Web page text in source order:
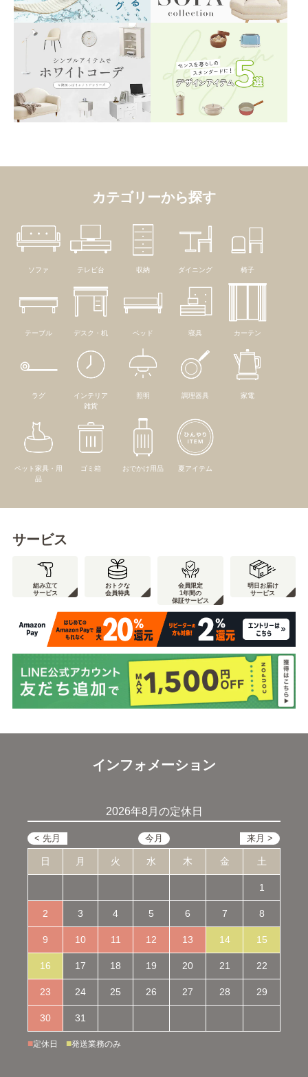
カテゴリーから探す
ソファ テレビ台 収納 ダイニング 椅子
テーブル デスク・机 ベッド 寝具 カーテン
ラグ
インテリア
雑貨
照明 調理器具 家電
ペット家具・用
品
ゴミ箱 おでかけ用品 夏アイテム
サービス
組み立て
サービス
おトクな
会員特典
会員限定
1年間の
保証サービス
明日お届け
サービス
インフォメーション
2026年8月の定休日
日 月 火 水 木 金 土
1
2 3 4 5 6 7 8
9 10 11 12 13 14 15
16 17 18 19 20 21 22
23 24 25 26 27 28 29
30 31
■定休日 ■発送業務のみ